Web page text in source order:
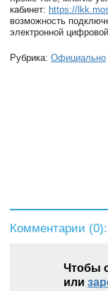
кабинет: https://
возможность
электронной
Рубрика: Официально
Комментарии (0):
Чтобы
или